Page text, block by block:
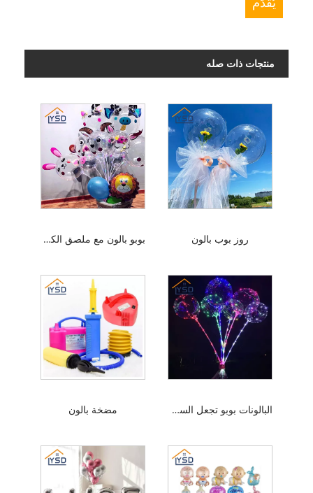
منتجات ذات صله
بوبو بالون مع ملصق الكرتون روز بوب بالون
مضخة بالون البالونات بوبو تجعل السعادة في متناول اليد